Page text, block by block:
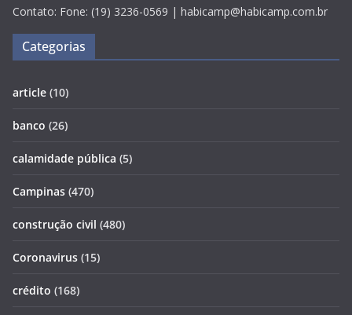
Contato: Fone: (19) 3236-0569 | habicamp@habicamp.com.br
Categorias
article (10)
banco (26)
calamidade pública (5)
Campinas (470)
construção civil (480)
Coronavirus (15)
crédito (168)